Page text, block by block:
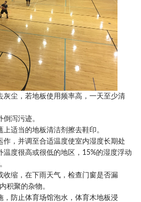
灰尘，若地板使用频率高，一天至少清
泻污迹。
适当的地板清洁剂擦去鞋印。
作，并调至合适温度使室内湿度长期处
温度很高或很低的地区，15%的湿度浮动
收缩，在下雨天气，检查门窗是否漏
积聚的杂物。
，防止体育场馆泡水，体育木地板浸